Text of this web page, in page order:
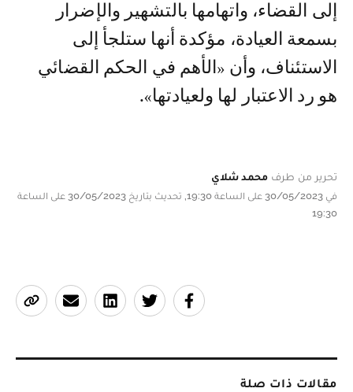
إلى القضاء، واتهامها بالتشهير والإضرار
بسمعة العيادة، مؤكدة أنها ستلجأ إلى
الاستئناف، وأن «الأهم في الحكم القضائي
هو رد الاعتبار لها ولعيادتها».
تحرير من طرف محمد شلاي
في 30/05/2023 على الساعة 19:30, تحديث بتاريخ 30/05/2023 على الساعة
19:30
مقالات ذات صلة